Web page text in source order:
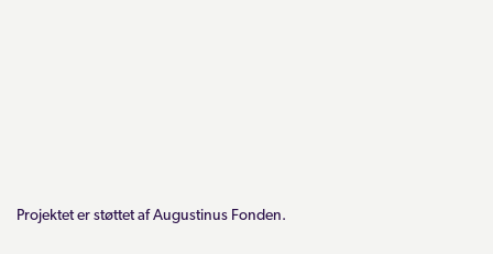
Projektet er støttet af Augustinus Fonden.